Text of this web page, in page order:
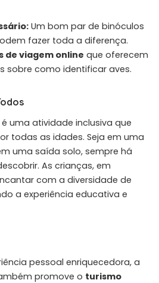
Um bom par de binóculos
fazer toda a diferença.
de viagem online que oferecem
sobre como identificar aves.
uma atividade inclusiva que
todas as idades. Seja em uma
uma saída solo, sempre há
As crianças, em
com a diversidade de
a experiência educativa e
pessoal enriquecedora, a
promove o turismo